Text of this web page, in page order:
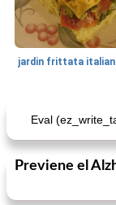
jardin frittata
Eval
Previene el